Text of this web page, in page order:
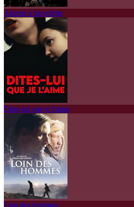
Alceste à bicyclette
Dites-lui que je l'aime
Loin des hommes